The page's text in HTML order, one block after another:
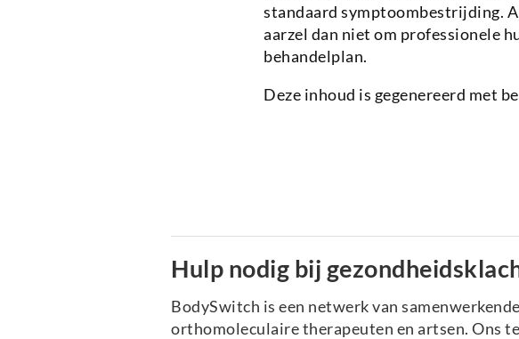
standaard symptoombestrijding.
aarzel dan niet om professionele
behandelplan.
Deze inhoud is gegenereerd met
Hulp nodig bij
BodySwitch is een netwerk van samenwerkende
orthomoleculaire therapeuten en artsen. Ons